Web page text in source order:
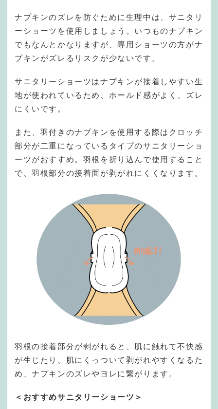
ナプキンのズレを防ぐために生理中は、サニタリ
ーショーツを使用しましょう。いつものナプキン
でもなんとかなりますが、専用ショーツの方がナ
プキンがズレるリスクが少ないです。
サニタリーショーツはナプキンが接着しやすい生
地が使われているため、ホールド感がよく、ズレ
にくいです。
また、羽付きのナプキンを使用する際はクロッチ
部分が二重になっているタイプのサニタリーショ
ーツがおすすめ。羽根を折り込んで使用すること
で、羽根部分の接着面が剥がれにくくなります。
羽根の接着部分が剥がれると、肌に触れて不快感
が生じたり、肌にくっついて剥がれやすくなるた
め、ナプキンのズレやヨレに繋がります。
＜おすすめサニタリーショーツ＞